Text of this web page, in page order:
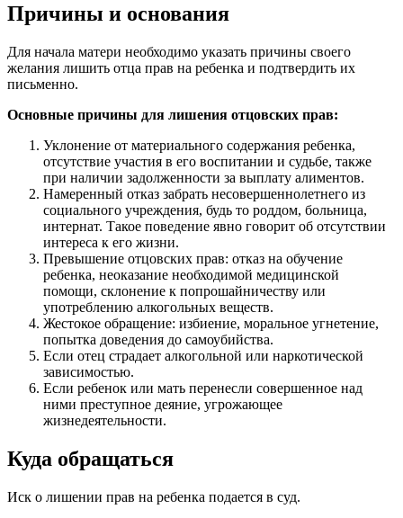
Причины и основания
Для начала матери необходимо указать причины своего
желания лишить отца прав на ребенка и подтвердить их
письменно.
Основные причины для лишения отцовских прав:
Уклонение от материального содержания ребенка,
отсутствие участия в его воспитании и судьбе, также
при наличии задолженности за выплату алиментов.
Намеренный отказ забрать несовершеннолетнего из
социального учреждения, будь то роддом, больница,
интернат. Такое поведение явно говорит об отсутствии
интереса к его жизни.
Превышение отцовских прав: отказ на обучение
ребенка, неоказание необходимой медицинской
помощи, склонение к попрошайничеству или
употреблению алкогольных веществ.
Жестокое обращение: избиение, моральное угнетение,
попытка доведения до самоубийства.
Если отец страдает алкогольной или наркотической
зависимостью.
Если ребенок или мать перенесли совершенное над
ними преступное деяние, угрожающее
жизнедеятельности.
Куда обращаться
Иск о лишении прав на ребенка подается в суд.